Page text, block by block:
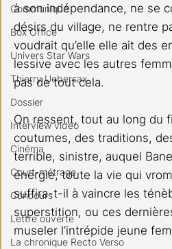
Communiqué
Box Office
Univers Star Wars
Thierry Uebersax
Dossier
Interview vidéo
Cinéma
Court-métrage
Concours
Lettre ouverte
La chronique Recto Verso
à son indépendance, ne se
désirs du village, ne rentre
voudrait qu’elle elle ait des
lessive avec les autres
pas de tout cela.
On ressent, tout au long du
coutumes, des traditions,
terrible, sinistre, auquel
énergie, toute la vie qui
suffira-t-il à vaincre les
superstition, ou ces
museler l’intrépide jeune